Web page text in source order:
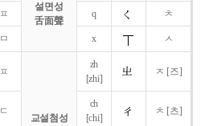
설면성
舌面聲
ㅍ q ㅊ
ㅁ x ㅅ
ㅍ
교설첨성
zh
[zhi]
ㅈ [즈]
ㄷ
ch
[chi]
ㅊ [츠]